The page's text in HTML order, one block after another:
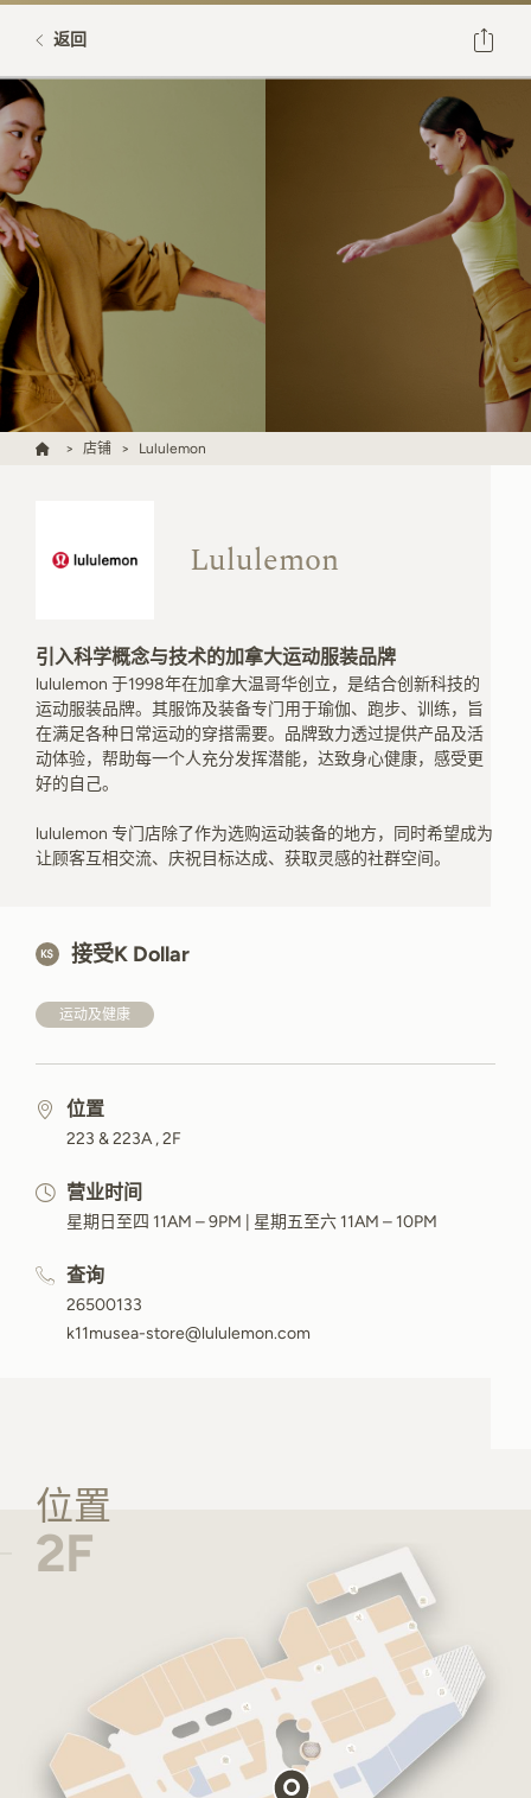
返回
店铺 Lululemon
Lululemon
引入科学概念与技术的加拿大运动服装品牌
lululemon 于1998年在加拿大温哥华创立，是结合创新科技的
运动服装品牌。其服饰及装备专门用于瑜伽、跑步、训练，旨
在满足各种日常运动的穿搭需要。品牌致力透过提供产品及活
动体验，帮助每一个人充分发挥潜能，达致身心健康，感受更
好的自己。
lululemon 专门店除了作为选购运动装备的地方，同时希望成为
让顾客互相交流、庆祝目标达成、获取灵感的社群空间。
接受K Dollar
运动及健康
位置
223 & 223A , 2F
营业时间
星期日至四 11AM – 9PM | 星期五至六 11AM – 10PM
查询
26500133
k11musea-store@lululemon.com
位置
2F